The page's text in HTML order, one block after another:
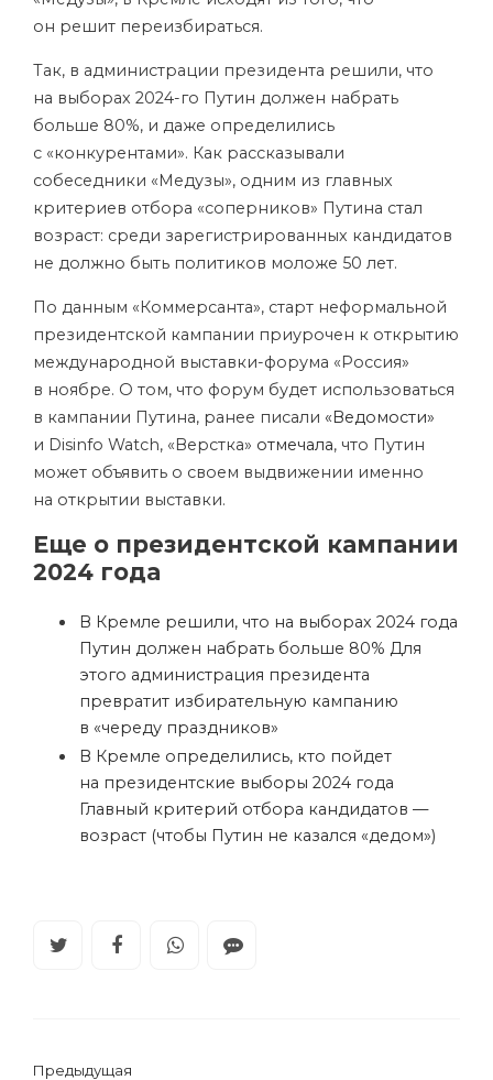
он решит переизбираться.
Так, в администрации президента решили, что
на выборах 2024-го Путин должен набрать
больше 80%, и даже определились
с «конкурентами». Как рассказывали
собеседники «Медузы», одним из главных
критериев отбора «соперников» Путина стал
возраст: среди зарегистрированных кандидатов
не должно быть политиков моложе 50 лет.
По данным «Коммерсанта», старт неформальной
президентской кампании приурочен к открытию
международной выставки-форума «Россия»
в ноябре. О том, что форум будет использоваться
в кампании Путина, ранее писали «Ведомости»
и Disinfo Watch, «Верстка» отмечала, что Путин
может объявить о своем выдвижении именно
на открытии выставки.
Еще о президентской кампании
2024 года
В Кремле решили, что на выборах 2024 года
Путин должен набрать больше 80% Для
этого администрация президента
превратит избирательную кампанию
в «череду праздников»
В Кремле определились, кто пойдет
на президентские выборы 2024 года
Главный критерий отбора кандидатов —
возраст (чтобы Путин не казался «дедом»)
Предыдущая